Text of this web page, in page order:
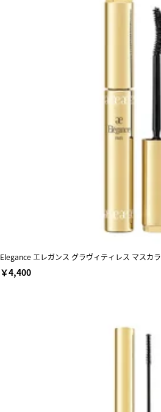
Elegance エレガンス グラヴィティレス マスカラ
￥4,400